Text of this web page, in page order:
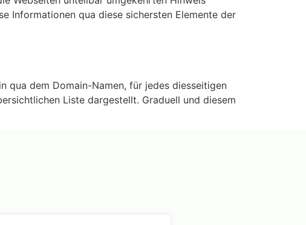
Informationen qua diese sichersten Elemente der
qua dem Domain-Namen, für jedes diesseitigen
Liste dargestellt. Graduell und diesem